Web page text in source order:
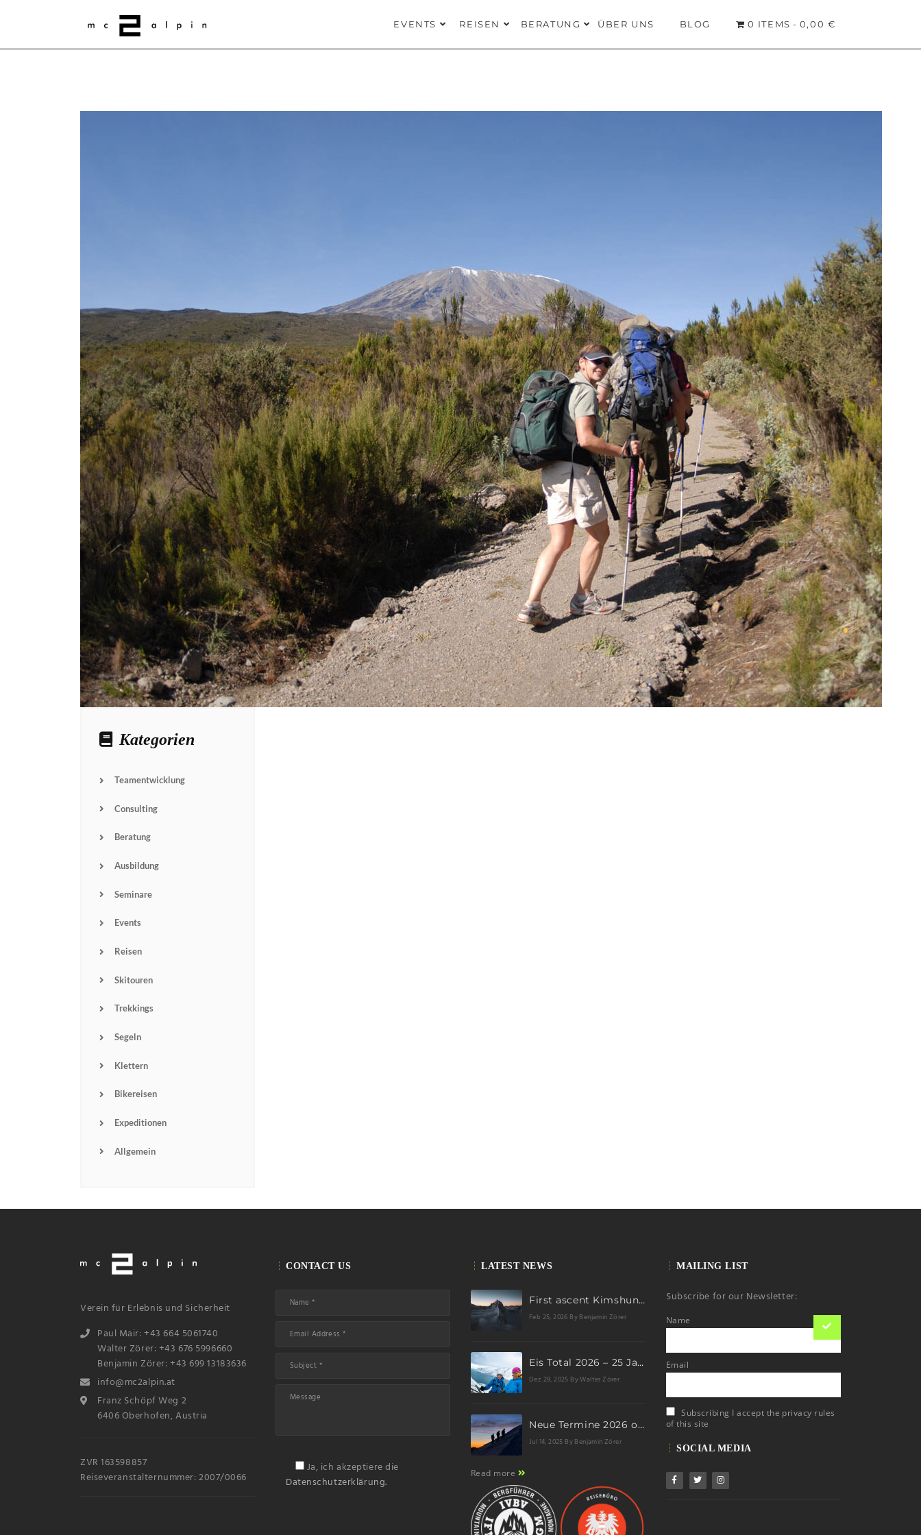
EVENTS REISEN BERATUNG ÜBER UNS BLOG 0 ITEMS 0,00 €
Kategorien
Teamentwicklung
Consulting
Beratung
Ausbildung
Seminare
Events
Reisen
Skitouren
Trekkings
Segeln
Klettern
Bikereisen
Expeditionen
Allgemein
Verein für Erlebnis und Sicherheit
Paul Mair: +43 664 5061740
Walter Zörer: +43 676 5996660
Benjamin Zörer: +43 699 13183636
info@mc2alpin.at
Franz Schöpf Weg 2
6406 Oberhofen, Austria
ZVR 163598857
Reiseveranstalternummer: 2007/0066
CONTACT US
Ja, ich akzeptiere die
Datenschutzerklärung.
LATEST NEWS
First ascent Kimshung 6781m
Feb 25, 2026 By Benjamin Zörer
Eis Total 2026 – 25 Jahre Erfolgsgeschichte im steilen Eis
Dez 29, 2025 By Walter Zörer
Neue Termine 2026 online – dein nächstes Abenteuer wartet!
Jul 14, 2025 By Benjamin Zörer
Read more
MAILING LIST
Subscribe for our Newsletter:
Name
Email
Subscribing I accept the privacy rules
of this site
SOCIAL MEDIA